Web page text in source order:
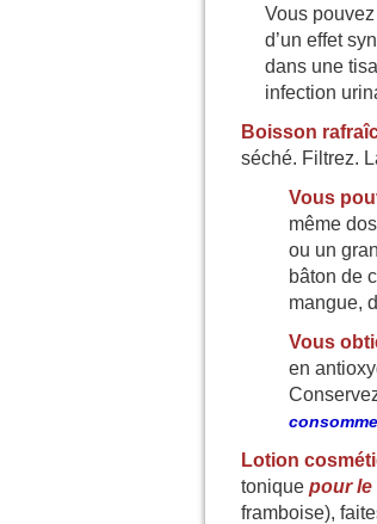
Vous
d’un effet
dans une
infection
Boisson
séché. Filtrez.
Vous
même
ou un
bâton de
mangue,
Vous
en
Lotion
tonique pour le
framboise),